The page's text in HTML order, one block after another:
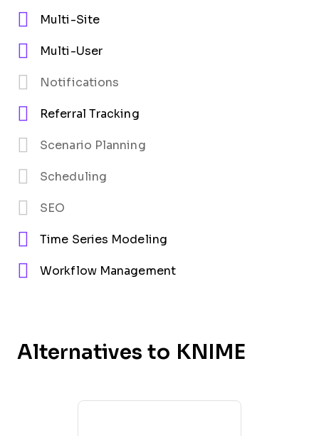
Multi-Site
Multi-User
Notifications
Referral Tracking
Scenario Planning
Scheduling
SEO
Time Series Modeling
Workflow Management
Alternatives to KNIME